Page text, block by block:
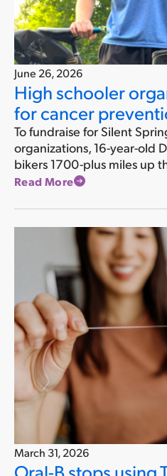
High schooler
for cancer
June 26, 2026
To fundraise for Silent
organizations, 16-year-old
bikers 1700-plus miles up
Read More
March 31, 2026